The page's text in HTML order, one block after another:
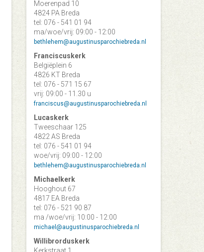
Moerenpad 10
4824 PA Breda
tel: 076 - 541 01 94
ma/woe/vrij: 09:00 - 12:00
bethlehem@augustinusparochiebreda.nl
Franciscuskerk
Belgiëplein 6
4826 KT Breda
tel: 076 - 571 15 67
vrij: 09:00 - 11.30 u
franciscus@augustinusparochiebreda.nl
Lucaskerk
Tweeschaar 125
4822 AS Breda
tel: 076 - 541 01 94
woe/vrij: 09:00 - 12:00
bethlehem@augustinusparochiebreda.nl
Michaelkerk
Hooghout 67
4817 EA Breda
tel: 076 - 521 90 87
ma /woe/vrij: 10:00 - 12:00
michael@augustinusparochiebreda.nl
Willibrorduskerk